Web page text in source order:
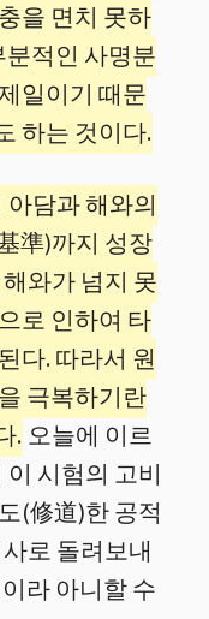
을 면치 못하
분적인 사명분
일이기 때문
하는 것이다.
담과 해와의
準)까지 성장
와가 넘지 못
로 인하여 타
다. 따라서 원
극복하기란
. 오늘에 이르
시험의 고비
(修道)한 공적
로 돌려보내
라 아니할 수